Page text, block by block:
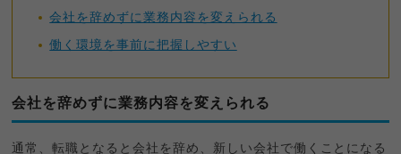
会社を辞めずに業務内容を変えられる
働く環境を事前に把握しやすい
会社を辞めずに業務内容を変えられる
通常、転職となると会社を辞め、新しい会社で働くことになる